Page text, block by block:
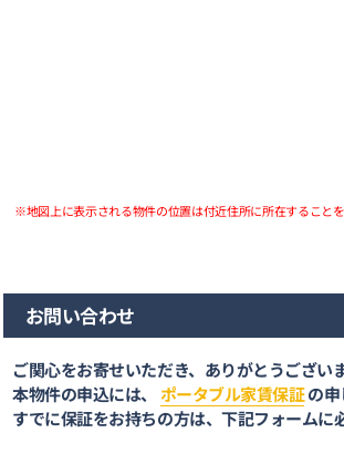
※地図上に表示される物件の位置は付近住所に所在すること
お問い合わせ
ご関心をお寄せいただき、ありがとうござい
本物件の申込には、 ポータブル家賃保証の申
すでに保証をお持ちの方は、下記フォームに